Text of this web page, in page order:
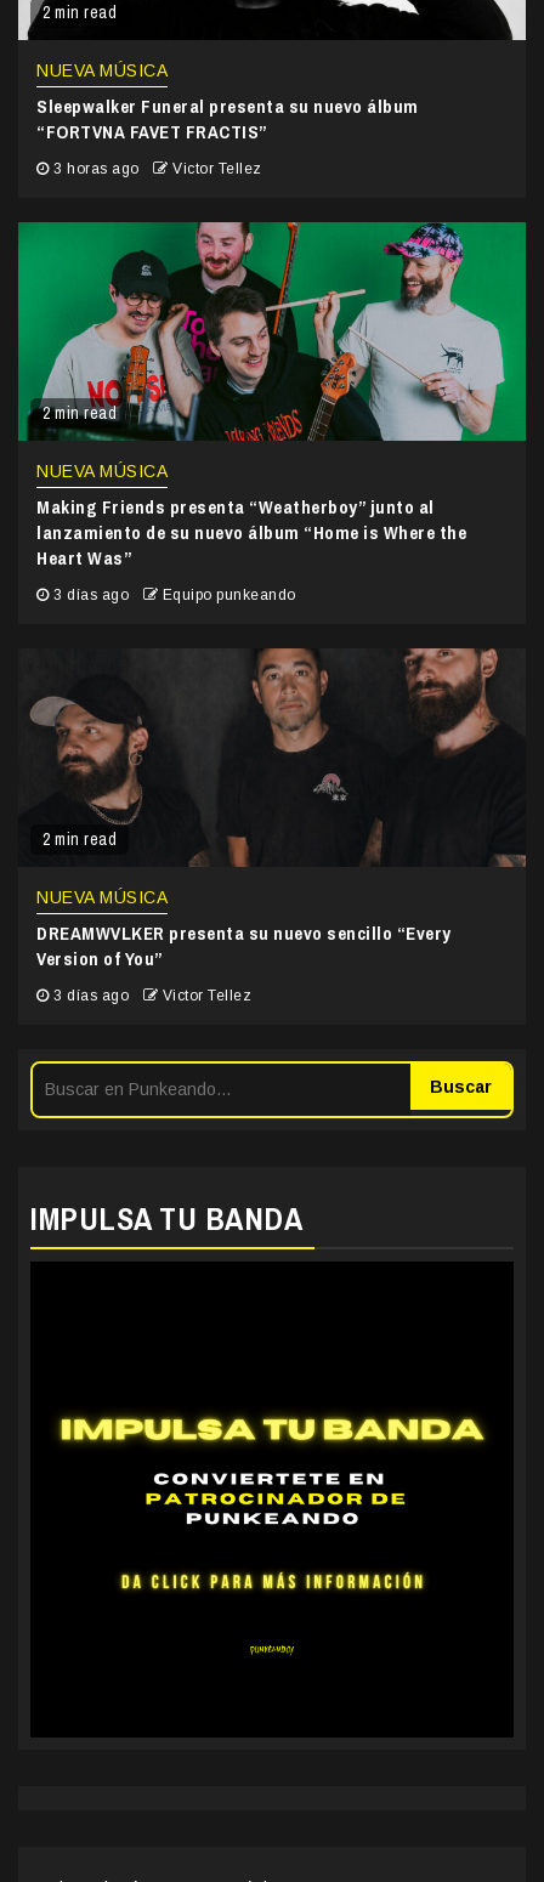
2 min read
NUEVA MÚSICA
Sleepwalker Funeral presenta su nuevo álbum
“FORTVNA FAVET FRACTIS”
3 horas ago Victor Tellez
2 min read
NUEVA MÚSICA
Making Friends presenta “Weatherboy” junto al
lanzamiento de su nuevo álbum “Home is Where the
Heart Was”
3 días ago Equipo punkeando
2 min read
NUEVA MÚSICA
DREAMWVLKER presenta su nuevo sencillo “Every
Version of You”
3 días ago Victor Tellez
Buscar
IMPULSA TU BANDA